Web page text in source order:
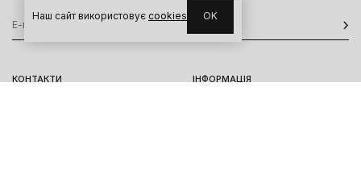
КОНТАКТИ ІНФОРМАЦІЯ
Наш сайт використовує cookies OK